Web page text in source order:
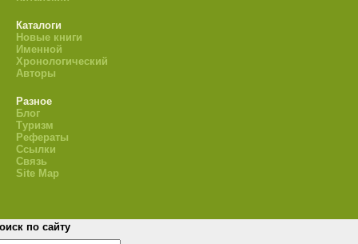
Каталоги
Новые книги
Именной
Хронологический
Авторы
Разное
Блог
Туризм
Рефераты
Ссылки
Связь
Site Map
по сайту